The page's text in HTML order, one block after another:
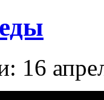
16